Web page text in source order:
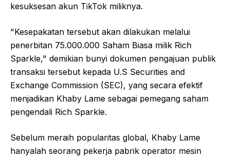
kesuksesan akun TikTok miliknya.
"Kesepakatan tersebut akan dilakukan melalui
penerbitan 75.000.000 Saham Biasa milik Rich
Sparkle," demikian bunyi dokumen pengajuan publik
transaksi tersebut kepada U.S Securities and
Exchange Commission (SEC), yang secara efektif
menjadikan Khaby Lame sebagai pemegang saham
pengendali Rich Sparkle.
Sebelum meraih popularitas global, Khaby Lame
hanyalah seorang pekerja pabrik operator mesin